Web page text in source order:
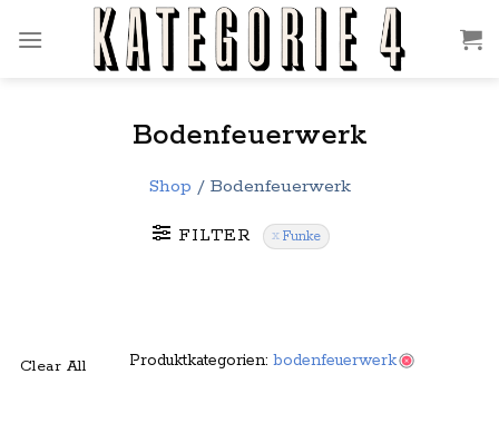
Inhalt
Bodenfeuerwerk
Shop / Bodenfeuerwerk
FILTER Funke
Clear All Produktkategorien: bodenfeuerwerk